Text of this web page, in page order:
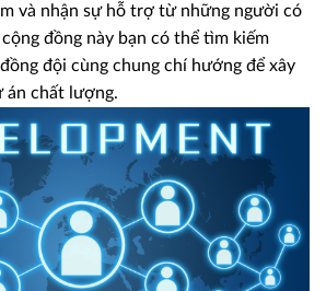
và nhận sự hỗ trợ từ những người có
đồng này bạn có thể tìm kiếm
đội cùng chung chí hướng để xây
án chất lượng.